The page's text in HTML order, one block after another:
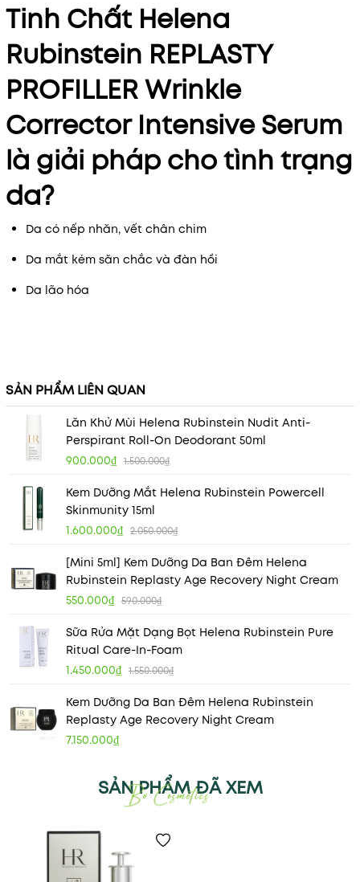
Tinh Chất Helena
Rubinstein REPLASTY
PROFILLER Wrinkle
Corrector Intensive Serum
là giải pháp cho tình trạng
da?
Da có nếp nhăn, vết chân chim
Da mắt kém săn chắc và đàn hồi
Da lão hóa
SẢN PHẨM LIÊN QUAN
Lăn Khử Mùi Helena Rubinstein Nudit Anti-
Perspirant Roll-On Deodorant 50ml
900.000₫ 1.500.000₫
Kem Dưỡng Mắt Helena Rubinstein Powercell
Skinmunity 15ml
1.600.000₫ 2.050.000₫
[Mini 5ml] Kem Dưỡng Da Ban Đêm Helena
Rubinstein Replasty Age Recovery Night Cream
550.000₫ 590.000₫
Sữa Rửa Mặt Dạng Bọt Helena Rubinstein Pure
Ritual Care-In-Foam
1.450.000₫ 1.550.000₫
Kem Dưỡng Da Ban Đêm Helena Rubinstein
Replasty Age Recovery Night Cream
7.150.000₫
SẢN PHẨM ĐÃ XEM